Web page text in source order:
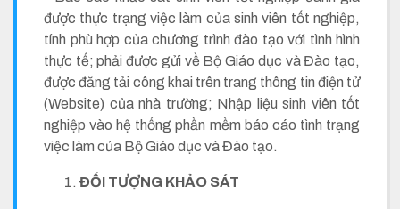
được thực trạng việc làm của sinh viên tốt nghiệp,
tính phù hợp của chương trình đào tạo với tình hình
thực tế; phải được gửi về Bộ Giáo dục và Đào tạo,
được đăng tải công khai trên trang thông tin điện tử
(Website) của nhà trường; Nhập liệu sinh viên tốt
nghiệp vào hệ thống phần mềm báo cáo tình trạng
việc làm của Bộ Giáo dục và Đào tạo.
ĐỐI TƯỢNG KHẢO SÁT